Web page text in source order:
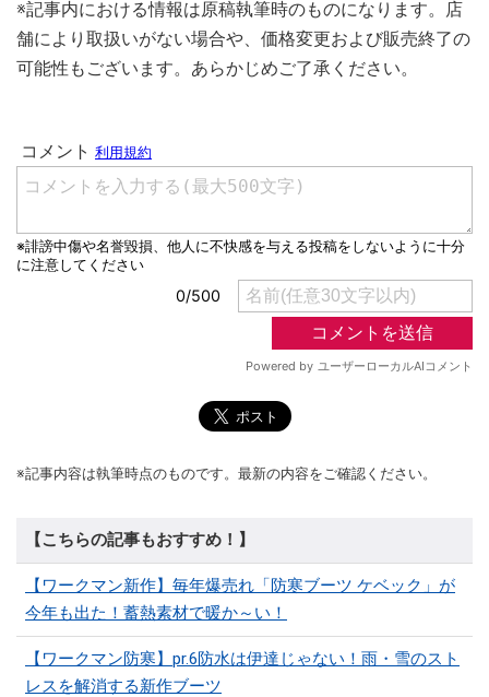
※記事内における情報は原稿執筆時のものになります。店
舗により取扱いがない場合や、価格変更および販売終了の
可能性もございます。あらかじめご了承ください。
※記事内容は執筆時点のものです。最新の内容をご確認ください。
【こちらの記事もおすすめ！】
【ワークマン新作】毎年爆売れ「防寒ブーツ ケベック」が
今年も出た！蓄熱素材で暖か～い！
【ワークマン防寒】pr.6防水は伊達じゃない！雨・雪のスト
レスを解消する新作ブーツ